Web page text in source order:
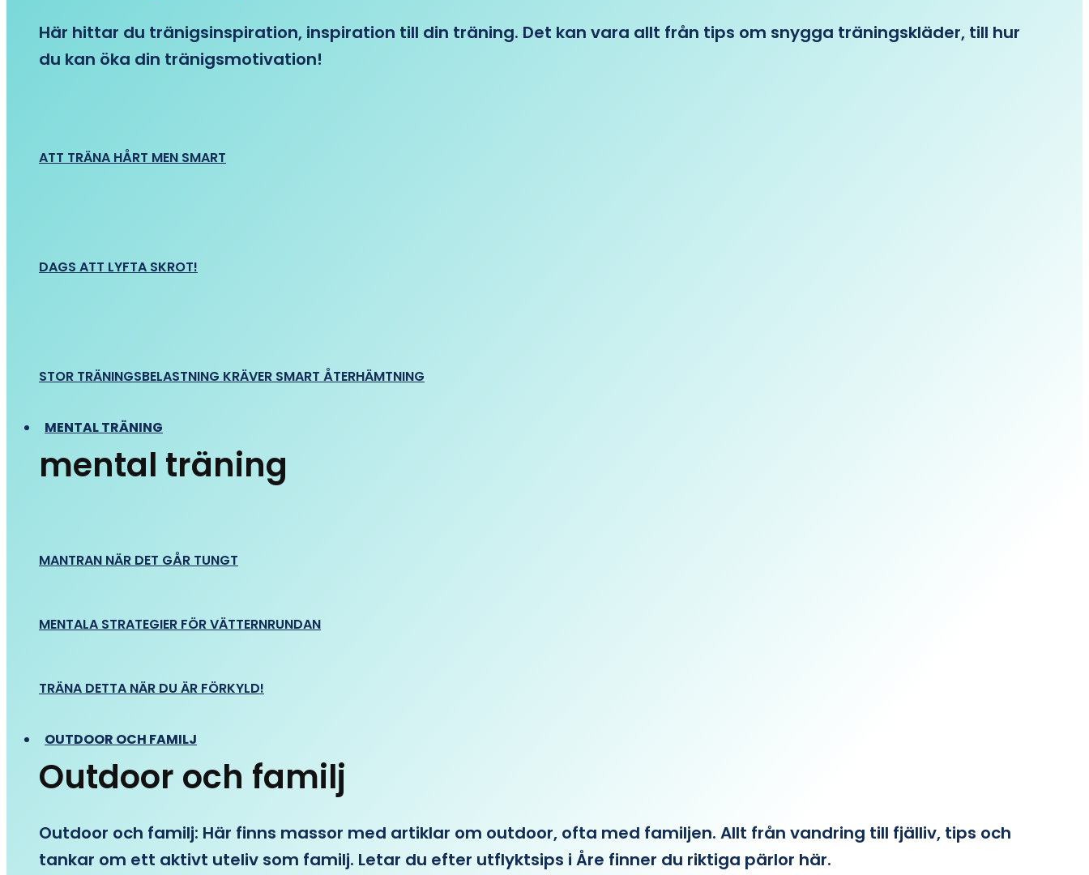
Här hittar du tränigsinspiration, inspiration till din träning. Det kan vara allt från tips om snygga träningskläder, till hur
du kan öka din tränigsmotivation!
ATT TRÄNA HÅRT MEN SMART
DAGS ATT LYFTA SKROT!
STOR TRÄNINGSBELASTNING KRÄVER SMART ÅTERHÄMTNING
MENTAL TRÄNING
mental träning
MANTRAN NÄR DET GÅR TUNGT
MENTALA STRATEGIER FÖR VÄTTERNRUNDAN
TRÄNA DETTA NÄR DU ÄR FÖRKYLD!
OUTDOOR OCH FAMILJ
Outdoor och familj
Outdoor och familj: Här finns massor med artiklar om outdoor, ofta med familjen. Allt från vandring till fjälliv, tips och
tankar om ett aktivt uteliv som familj. Letar du efter utflyktsips i Åre finner du riktiga pärlor här.